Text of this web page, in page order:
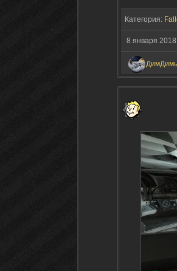
Категория:
8 января 2018